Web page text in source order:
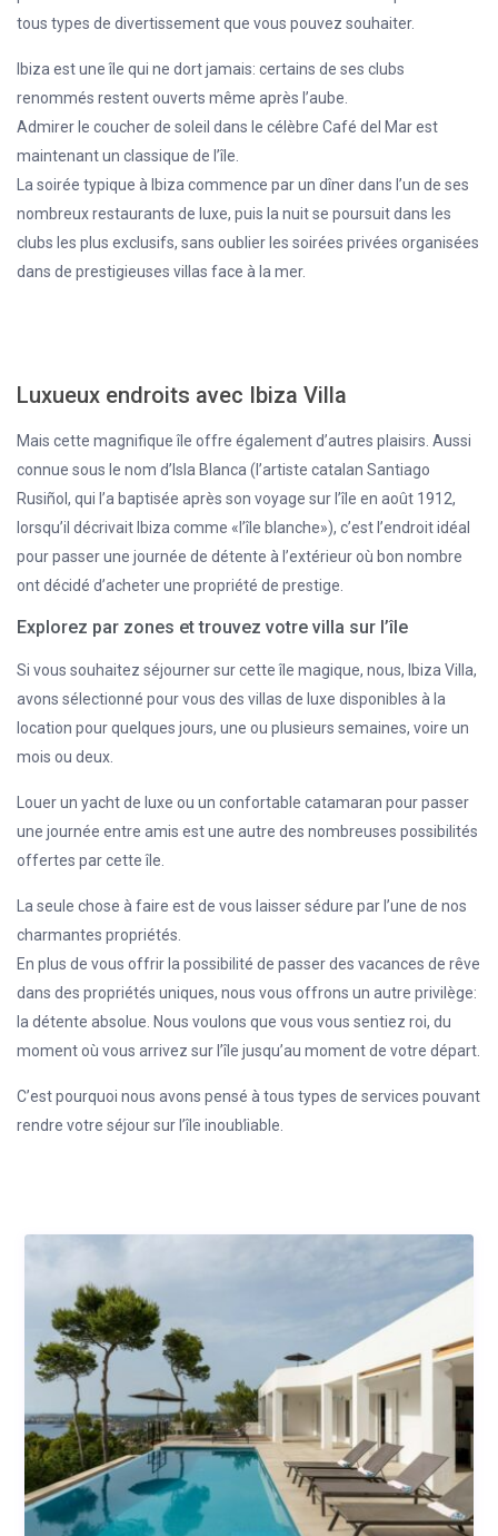
tous types de divertissement que vous pouvez souhaiter.
Ibiza est une île qui ne dort jamais: certains de ses clubs
renommés restent ouverts même après l’aube.
Admirer le coucher de soleil dans le célèbre Café del Mar est
maintenant un classique de l’île.
La soirée typique à Ibiza commence par un dîner dans l’un de ses
nombreux restaurants de luxe, puis la nuit se poursuit dans les
clubs les plus exclusifs, sans oublier les soirées privées organisées
dans de prestigieuses villas face à la mer.
Luxueux endroits avec Ibiza Villa
Mais cette magnifique île offre également d’autres plaisirs. Aussi
connue sous le nom d’Isla Blanca (l’artiste catalan Santiago
Rusiñol, qui l’a baptisée après son voyage sur l’île en août 1912,
lorsqu’il décrivait Ibiza comme «l’île blanche»), c’est l’endroit idéal
pour passer une journée de détente à l’extérieur où bon nombre
ont décidé d’acheter une propriété de prestige.
Explorez par zones et trouvez votre villa sur l’île
Si vous souhaitez séjourner sur cette île magique, nous, Ibiza Villa,
avons sélectionné pour vous des villas de luxe disponibles à la
location pour quelques jours, une ou plusieurs semaines, voire un
mois ou deux.
Louer un yacht de luxe ou un confortable catamaran pour passer
une journée entre amis est une autre des nombreuses possibilités
offertes par cette île.
La seule chose à faire est de vous laisser sédure par l’une de nos
charmantes propriétés.
En plus de vous offrir la possibilité de passer des vacances de rêve
dans des propriétés uniques, nous vous offrons un autre privilège:
la détente absolue. Nous voulons que vous vous sentiez roi, du
moment où vous arrivez sur l’île jusqu’au moment de votre départ.
C’est pourquoi nous avons pensé à tous types de services pouvant
rendre votre séjour sur l’île inoubliable.